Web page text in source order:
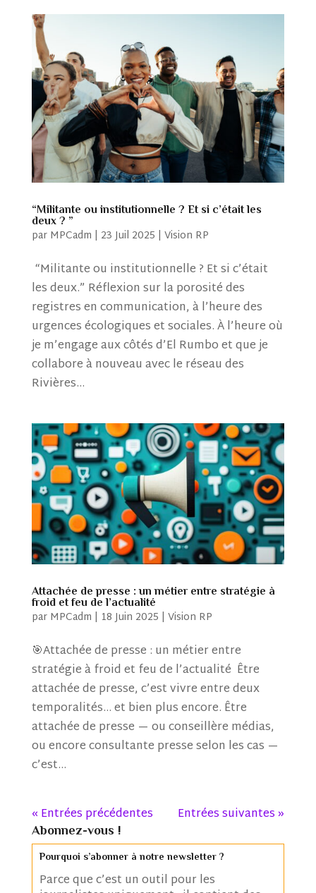
“Militante ou institutionnelle ? Et si c’était les
deux ? ”
par MPCadm | 23 Juil 2025 | Vision RP
“Militante ou institutionnelle ? Et si c’était
les deux.” Réflexion sur la porosité des
registres en communication, à l’heure des
urgences écologiques et sociales. À l’heure où
je m’engage aux côtés d’El Rumbo et que je
collabore à nouveau avec le réseau des
Rivières...
Attachée de presse : un métier entre stratégie à
froid et feu de l’actualité
par MPCadm | 18 Juin 2025 | Vision RP
🎯Attachée de presse : un métier entre
stratégie à froid et feu de l’actualité Être
attachée de presse, c’est vivre entre deux
temporalités… et bien plus encore. Être
attachée de presse — ou conseillère médias,
ou encore consultante presse selon les cas —
c’est...
« Entrées précédentes Entrées suivantes »
Abonnez-vous !
Pourquoi s’abonner à notre newsletter ?
Parce que c’est un outil pour les